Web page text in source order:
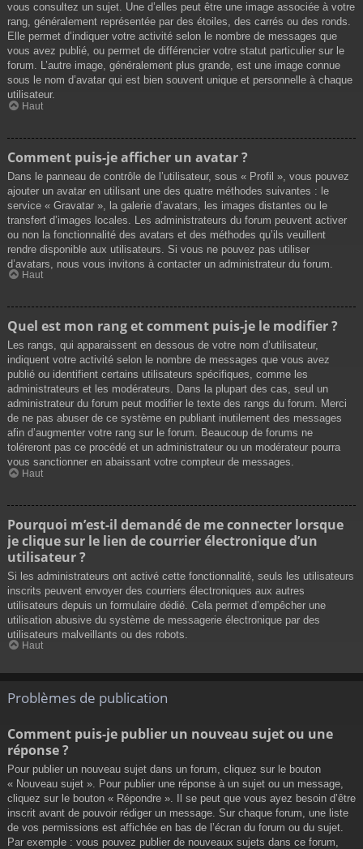
vous consultez un sujet. Une d’elles peut être une image associée à votre
rang, généralement représentée par des étoiles, des carrés ou des ronds.
Elle permet d’indiquer votre activité selon le nombre de messages que
vous avez publié, ou permet de différencier votre statut particulier sur le
forum. L’autre image, généralement plus grande, est une image connue
sous le nom d’avatar qui est bien souvent unique et personnelle à chaque
utilisateur.
Haut
Comment puis-je afficher un avatar ?
Dans le panneau de contrôle de l’utilisateur, sous « Profil », vous pouvez
ajouter un avatar en utilisant une des quatre méthodes suivantes : le
service « Gravatar », la galerie d’avatars, les images distantes ou le
transfert d’images locales. Les administrateurs du forum peuvent activer
ou non la fonctionnalité des avatars et des méthodes qu’ils veuillent
rendre disponible aux utilisateurs. Si vous ne pouvez pas utiliser
d’avatars, nous vous invitons à contacter un administrateur du forum.
Haut
Quel est mon rang et comment puis-je le modifier ?
Les rangs, qui apparaissent en dessous de votre nom d’utilisateur,
indiquent votre activité selon le nombre de messages que vous avez
publié ou identifient certains utilisateurs spécifiques, comme les
administrateurs et les modérateurs. Dans la plupart des cas, seul un
administrateur du forum peut modifier le texte des rangs du forum. Merci
de ne pas abuser de ce système en publiant inutilement des messages
afin d’augmenter votre rang sur le forum. Beaucoup de forums ne
toléreront pas ce procédé et un administrateur ou un modérateur pourra
vous sanctionner en abaissant votre compteur de messages.
Haut
Pourquoi m’est-il demandé de me connecter lorsque
je clique sur le lien de courrier électronique d’un
utilisateur ?
Si les administrateurs ont activé cette fonctionnalité, seuls les utilisateurs
inscrits peuvent envoyer des courriers électroniques aux autres
utilisateurs depuis un formulaire dédié. Cela permet d’empêcher une
utilisation abusive du système de messagerie électronique par des
utilisateurs malveillants ou des robots.
Haut
Problèmes de publication
Comment puis-je publier un nouveau sujet ou une
réponse ?
Pour publier un nouveau sujet dans un forum, cliquez sur le bouton
« Nouveau sujet ». Pour publier une réponse à un sujet ou un message,
cliquez sur le bouton « Répondre ». Il se peut que vous ayez besoin d’être
inscrit avant de pouvoir rédiger un message. Sur chaque forum, une liste
de vos permissions est affichée en bas de l’écran du forum ou du sujet.
Par exemple : vous pouvez publier de nouveaux sujets dans ce forum,